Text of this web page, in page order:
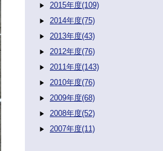
2015年度(109)
2014年度(75)
2013年度(43)
2012年度(76)
2011年度(143)
2010年度(76)
2009年度(68)
2008年度(52)
2007年度(11)